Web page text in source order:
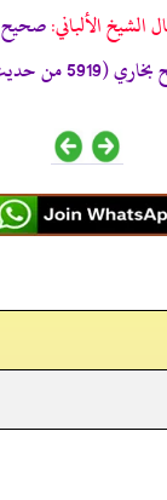
الشيخ الألباني:صحيح
ھشيم به وصرح بالسماع)